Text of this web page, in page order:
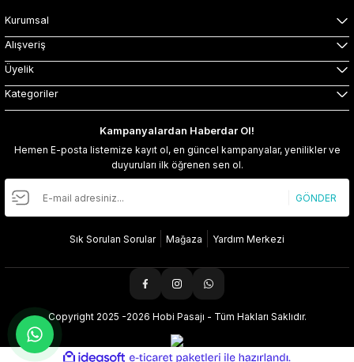
Kurumsal
Alışveriş
Üyelik
Kategoriler
Kampanyalardan Haberdar Ol!
Hemen E-posta listemize kayıt ol, en güncel kampanyalar, yenilikler ve
duyuruları ilk öğrenen sen ol.
GÖNDER
Sık Sorulan Sorular Mağaza Yardım Merkezi
Copyright 2025 -2026 Hobi Pasajı - Tüm Hakları Saklıdır.
ideasoft e-